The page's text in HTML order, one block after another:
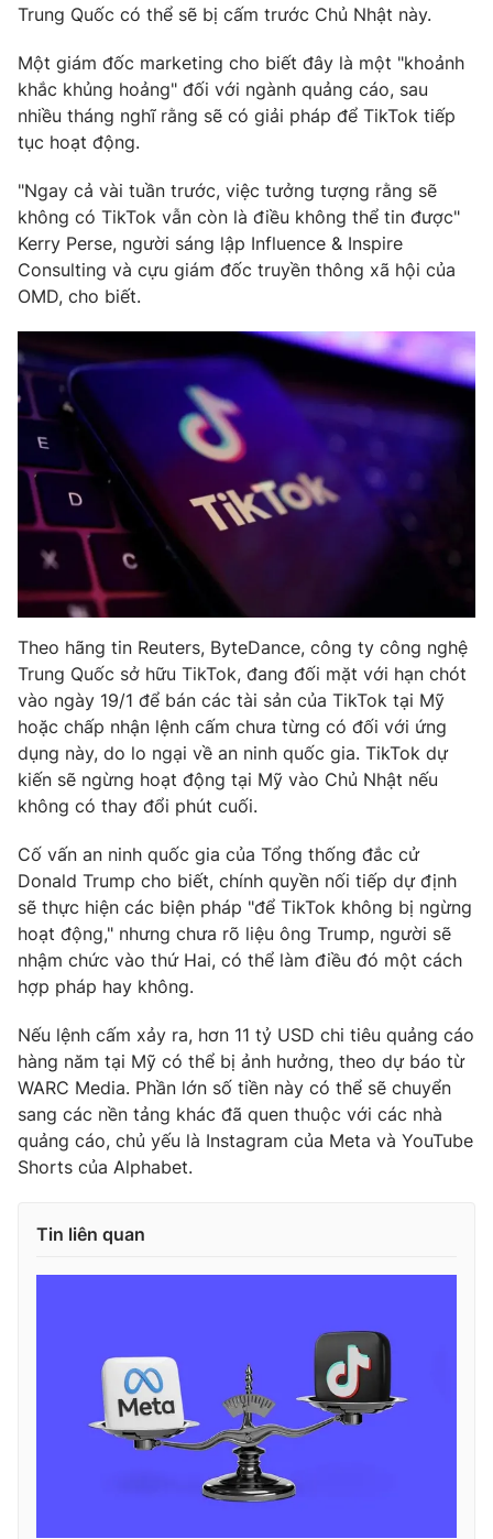
Góc doanh nghiệp
Truyền hình
Phim VTV
Hậu trường
Nhân vật
Khán giả
Giải sao mai
Giải trí
Điện ảnh
Sao
Đời sống
Du lịch
Làm đẹp
Chất lượng cuộc sống
Giáo dục
Tuyển sinh
Học trực tuyến
Công nghệ
Sản phẩm
Thị trường
Tư vấn
Giao lưu trực tuyến
Lịch phát sóng
Chuyên mục khác
Emagazine Podcast
Photo
Video Shorts video
VTV Money VTV Thể thao
VTV Sức khoẻ Bất động sản
Thị trường 24h Tấm lòng Việt
VTV4 Vươn mình bằng AI
VTV9 VTV8
Liên hệ tòa soạn English
THỜI BÁO VTV
Cơ quan báo chí:Thời báo VTV
Giấy phép hoạt động báo in và báo điện tử số 483/GP-BTTTT
cấp ngày 29/12/2023
Tổng Biên tập:Vũ Thanh Thủy
Nguyễn Thị Mỹ Hạnh, Phạm Quốc Thắng,
Trung Quốc có thể sẽ bị cấm trước Chủ Nhật này.
Một giám đốc marketing cho biết đây là một "khoảnh
khắc khủng hoảng" đối với ngành quảng cáo, sau
nhiều tháng nghĩ rằng sẽ có giải pháp để TikTok tiếp
tục hoạt động.
"Ngay cả vài tuần trước, việc tưởng tượng rằng sẽ
không có TikTok vẫn còn là điều không thể tin được"
Kerry Perse, người sáng lập Influence & Inspire
Consulting và cựu giám đốc truyền thông xã hội của
OMD, cho biết.
Theo hãng tin Reuters, ByteDance, công ty công nghệ
Trung Quốc sở hữu TikTok, đang đối mặt với hạn chót
vào ngày 19/1 để bán các tài sản của TikTok tại Mỹ
hoặc chấp nhận lệnh cấm chưa từng có đối với ứng
dụng này, do lo ngại về an ninh quốc gia. TikTok dự
kiến sẽ ngừng hoạt động tại Mỹ vào Chủ Nhật nếu
không có thay đổi phút cuối.
Cố vấn an ninh quốc gia của Tổng thống đắc cử
Donald Trump cho biết, chính quyền nối tiếp dự định
sẽ thực hiện các biện pháp "để TikTok không bị ngừng
hoạt động," nhưng chưa rõ liệu ông Trump, người sẽ
nhậm chức vào thứ Hai, có thể làm điều đó một cách
hợp pháp hay không.
Nếu lệnh cấm xảy ra, hơn 11 tỷ USD chi tiêu quảng cáo
hàng năm tại Mỹ có thể bị ảnh hưởng, theo dự báo từ
WARC Media. Phần lớn số tiền này có thể sẽ chuyển
sang các nền tảng khác đã quen thuộc với các nhà
quảng cáo, chủ yếu là Instagram của Meta và YouTube
Shorts của Alphabet.
Tin liên quan